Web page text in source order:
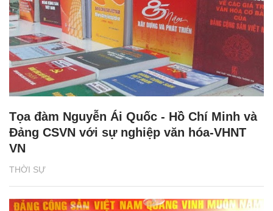
THỜI SỰ
Tọa đàm Nguyễn Ái Quốc - Hồ Chí Minh và
Đảng CSVN với sự nghiệp văn hóa-VHNT
VN